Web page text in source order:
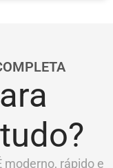
moderno, rápido e